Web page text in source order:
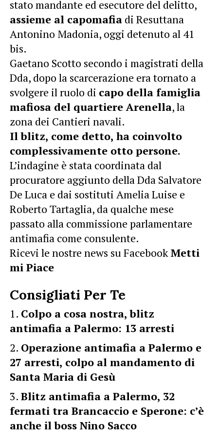
stato mandante ed esecutore del delitto,
assieme al capomafia di Resuttana
Antonino Madonia, oggi detenuto al 41
bis.
Gaetano Scotto secondo i magistrati della
Dda, dopo la scarcerazione era tornato a
svolgere il ruolo di capo della famiglia
mafiosa del quartiere Arenella, la
zona dei Cantieri navali.
Il blitz, come detto, ha coinvolto
complessivamente otto persone.
L’indagine è stata coordinata dal
procuratore aggiunto della Dda Salvatore
De Luca e dai sostituti Amelia Luise e
Roberto Tartaglia, da qualche mese
passato alla commissione parlamentare
antimafia come consulente.
Ricevi le nostre news su FacebookMetti
mi Piace
Consigliati Per Te
Colpo a cosa nostra, blitz
antimafia a Palermo: 13 arresti
Operazione antimafia a Palermo e
27 arresti, colpo al mandamento di
Santa Maria di Gesù
Blitz antimafia a Palermo, 32
fermati tra Brancaccio e Sperone: c’è
anche il boss Nino Sacco